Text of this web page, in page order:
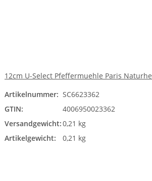
12cm U-Select Pfeffermuehle Paris
Artikelnummer: SC6623362
GTIN:
4006950023362
Versandgewicht:0,21 kg
Artikelgewicht:
0,21 kg